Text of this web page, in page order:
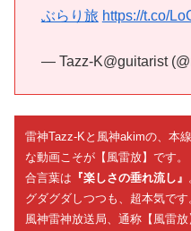
ぶらり旅 https://t.co/
— Tazz-K@guitarist
雷神Tazz-Kと風神akimの、本
な動画こそが【風雷放】です。
合言葉は 『楽しさの垂れ流し』
グダグダしつつも、超本気です
風神雷神放送局、通称【風雷